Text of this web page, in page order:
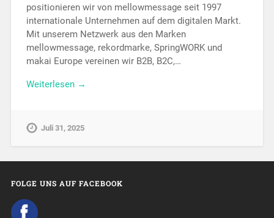
positionieren wir von mellowmessage seit 1997
internationale Unternehmen auf dem digitalen Markt.
Mit unserem Netzwerk aus den Marken
mellowmessage, rekordmarke, SpringWORK und
makai Europe vereinen wir B2B, B2C,…
Weiterlesen →
Juli 31, 2025
FOLGE UNS AUF FACEBOOK